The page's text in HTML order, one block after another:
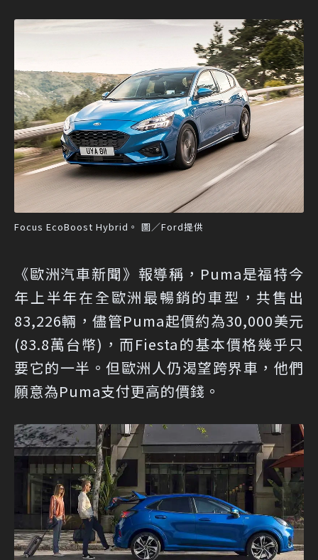
Focus EcoBoost Hybrid。 圖／Ford提供
《歐洲汽車新聞》報導稱，Puma是福特今
年上半年在全歐洲最暢銷的車型，共售出
83,226輛，儘管Puma起價約為30,000美元
(83.8萬台幣)，而Fiesta的基本價格幾乎只
要它的一半。但歐洲人仍渴望跨界車，他們
願意為Puma支付更高的價錢。